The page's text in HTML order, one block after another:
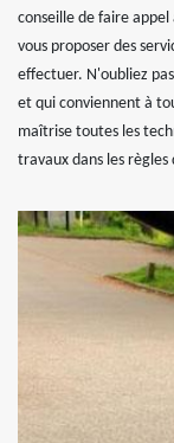
conseille de faire
vous proposer des
effectuer. N'oubliez
et qui conviennent à
maîtrise toutes les
travaux dans les règles